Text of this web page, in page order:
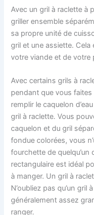
Avec un gril à raclette à
griller ensemble
sa propre unité de
gril et une assiette.
votre viande et de votre
Avec certains grils à
pendant que vous
remplir le caquelon
gril à raclette. Vous
caquelon et du gril
fondue colorées, vous
fourchette de quelqu’un
rectangulaire est idéal
à manger. Un gril à
N’oubliez pas qu’un gril
généralement assez
ranger.